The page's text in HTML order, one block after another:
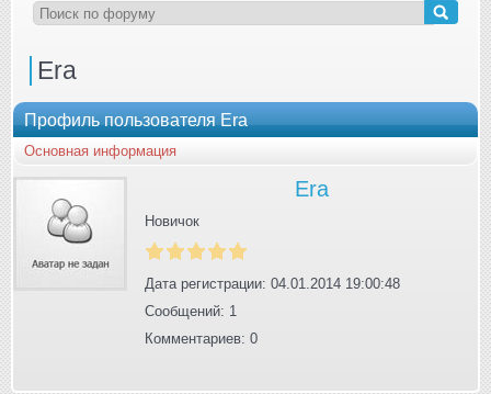
Era
Профиль пользователя Era
Основная информация
Era
Новичок
Дата регистрации: 04.01.2014 19:00:48
Сообщений: 1
Комментариев: 0